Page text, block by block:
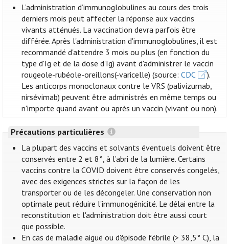
L’administration d’immunoglobulines au cours des trois
derniers mois peut affecter la réponse aux vaccins
vivants atténués. La vaccination devra parfois être
différée. Après l'administration d'immunoglobulines, il est
recommandé d'attendre 3 mois ou plus (en fonction du
type d'Ig et de la dose d'Ig) avant d'administrer le vaccin
rougeole-rubéole-oreillons(-varicelle) (source:CDC
).
Les anticorps monoclonaux contre le VRS (palivizumab,
nirsévimab) peuvent être administrés en même temps ou
n'importe quand avant ou après un vaccin (vivant ou non).
Précautions particulières
La plupart des vaccins et solvants éventuels doivent être
conservés entre 2 et 8°, à l’abri de la lumière. Certains
vaccins contre la COVID doivent être conservés congelés,
avec des exigences strictes sur la façon de les
transporter ou de les décongeler. Une conservation non
optimale peut réduire l'immunogénicité. Le délai entre la
reconstitution et l'administration doit être aussi court
que possible.
En cas de maladie aiguë ou d'épisode fébrile (> 38,5° C), la